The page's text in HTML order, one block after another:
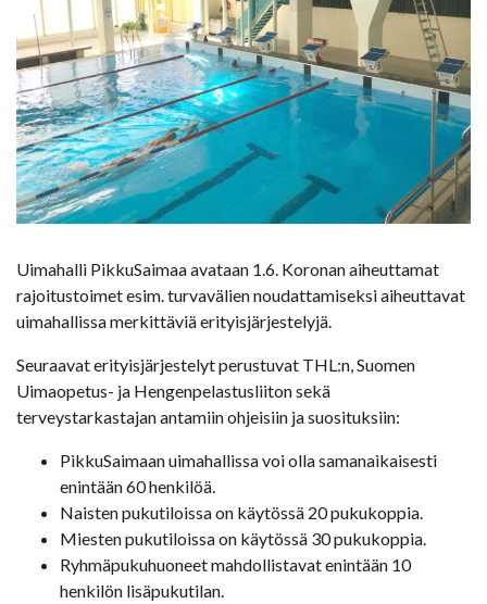
Uimahalli PikkuSaimaa avataan 1.6. Koronan aiheuttamat
rajoitustoimet esim. turvavälien noudattamiseksi aiheuttavat
uimahallissa merkittäviä erityisjärjestelyjä.
Seuraavat erityisjärjestelyt perustuvat THL:n, Suomen
Uimaopetus- ja Hengenpelastusliiton sekä
terveystarkastajan antamiin ohjeisiin ja suosituksiin:
PikkuSaimaan uimahallissa voi olla samanaikaisesti
enintään 60 henkilöä.
Naisten pukutiloissa on käytössä 20 pukukoppia.
Miesten pukutiloissa on käytössä 30 pukukoppia.
Ryhmäpukuhuoneet mahdollistavat enintään 10
henkilön lisäpukutilan.